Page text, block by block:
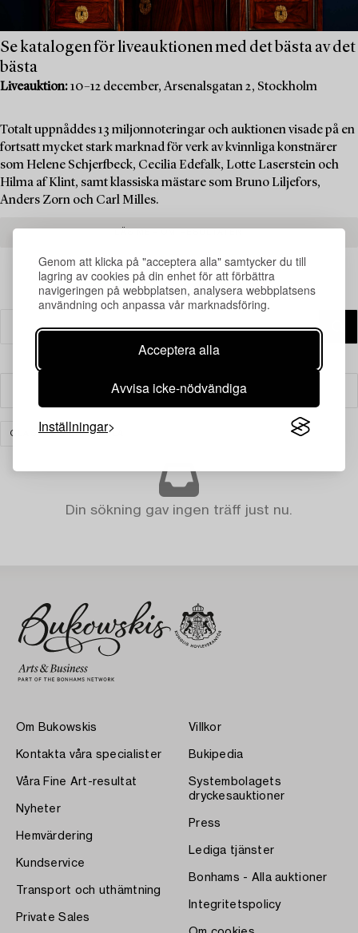
Genom att klicka på "acceptera alla" samtycker du till
lagring av cookies på din enhet för att förbättra
navigeringen på webbplatsen, analysera webbplatsens
användning och anpassa vår marknadsföring.
Acceptera alla
Avvisa icke-nödvändiga
Inställningar
Se katalogen för liveauktionen med det bästa av det
bästa
Liveauktion:10–12 december, Arsenalsgatan 2, Stockholm
Totalt uppnåddes 13 miljonnoteringar och auktionen visade på en
fortsatt mycket stark marknad för verk av kvinnliga konstnärer
som Helene Schjerfbeck, Cecilia Edefalk, Lotte Laserstein och
Hilma af Klint, samt klassiska mästare som Bruno Liljefors,
Anders Zorn och Carl Milles.
Filter
GLAS RENSA ALLA
Din sökning gav ingen träff just nu.
Om Bukowskis
Kontakta våra specialister
Våra Fine Art-resultat
Nyheter
Hemvärdering
Kundservice
Transport och uthämtning
Private Sales
Villkor
Bukipedia
Systembolagets
dryckesauktioner
Press
Lediga tjänster
Bonhams - Alla auktioner
Integritetspolicy